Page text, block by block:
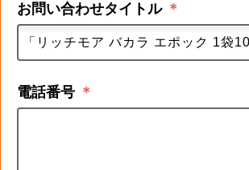
お問い合わせタイトル ＊
電話番号 ＊